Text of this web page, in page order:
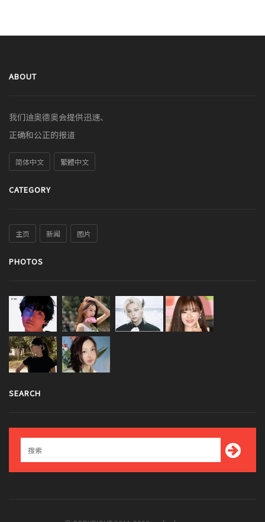
ABOUT
我们迪奥德奥会提供迅速、
正确和公正的报道
简体中文 繁體中文
CATEGORY
主页 新闻 图片
PHOTOS
SEARCH